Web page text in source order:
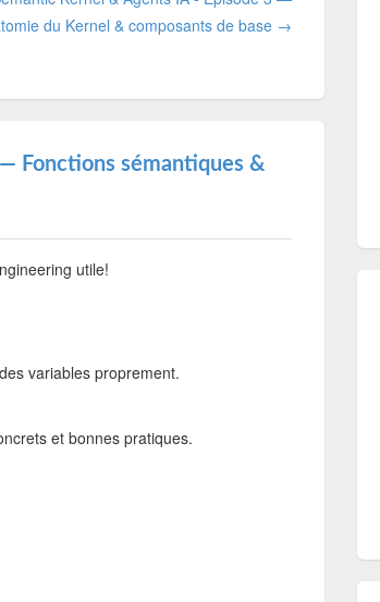
du Kernel & composants de base →
Fonctions sémantiques &
utile!
variables proprement.
et bonnes pratiques.